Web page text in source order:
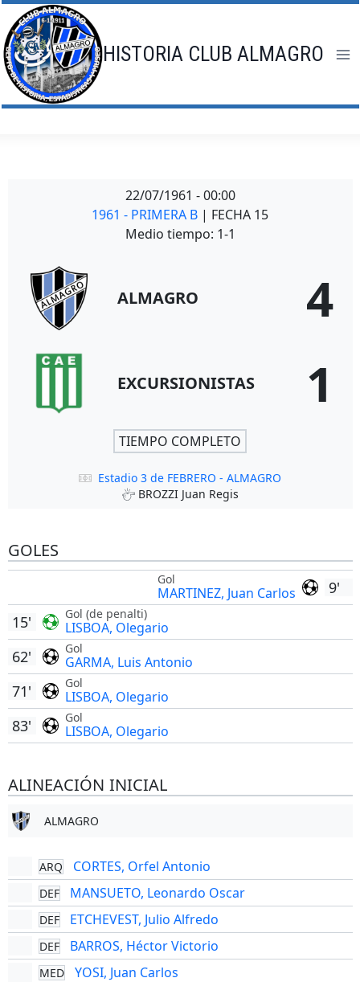
Saltar
al
contenido
HISTORIA CLUB ALMAGRO
22/07/1961 - 00:00
1961 - PRIMERA B | FECHA 15
Medio tiempo: 1-1
ALMAGRO 4
EXCURSIONISTAS 1
TIEMPO COMPLETO
Estadio 3 de FEBRERO - ALMAGRO
BROZZI Juan Regis
GOLES
9'
Gol
MARTINEZ, Juan Carlos
Gol (de penalti)
LISBOA, Olegario
15'
Gol
GARMA, Luis Antonio
62'
Gol
LISBOA, Olegario
71'
Gol
LISBOA, Olegario
83'
ALINEACIÓN INICIAL
ALMAGRO
ARQ CORTES, Orfel Antonio
DEF MANSUETO, Leonardo Oscar
DEF ETCHEVEST, Julio Alfredo
DEF BARROS, Héctor Victorio
MED YOSI, Juan Carlos